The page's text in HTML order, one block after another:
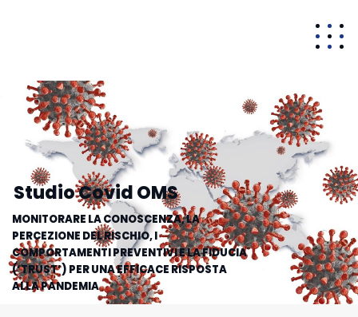
Studio Covid OMS
MONITORARE LA CONOSCENZA, LA
PERCEZIONE DEL RISCHIO, I
COMPORTAMENTI PREVENTIVI E LA FIDUCIA
(‘TRUST’) PER UNA EFFICACE RISPOSTA
ALLA PANDEMIA